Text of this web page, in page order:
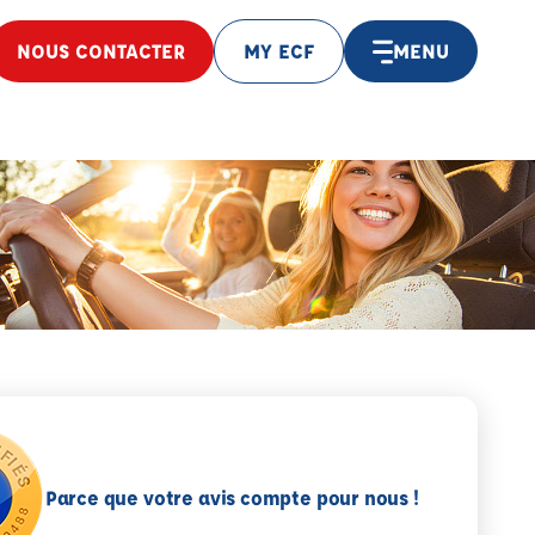
NOUS CONTACTER MY ECF MENU
Parce que votre avis compte pour nous !